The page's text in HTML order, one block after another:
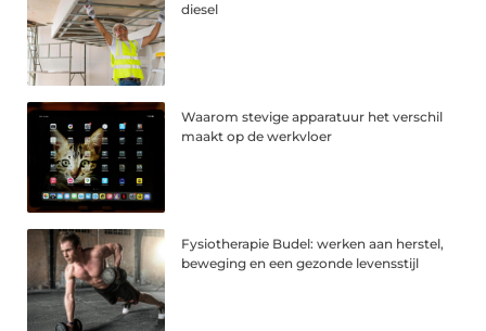
diesel
Waarom stevige apparatuur het verschil
maakt op de werkvloer
Fysiotherapie Budel: werken aan herstel,
beweging en een gezonde levensstijl